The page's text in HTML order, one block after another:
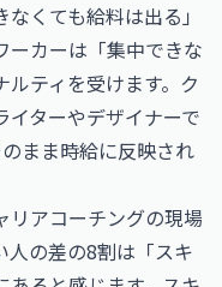
くても給料は出る」
ーカーは「集中できな
ティを受けます。ク
イターやデザイナーで
まま時給に反映され
リアコーチングの現場
人の差の8割は「スキ